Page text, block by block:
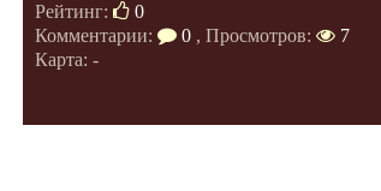
Рейтинг:
0
Комментарии:
0 , Просмотров:
7
Карта: -